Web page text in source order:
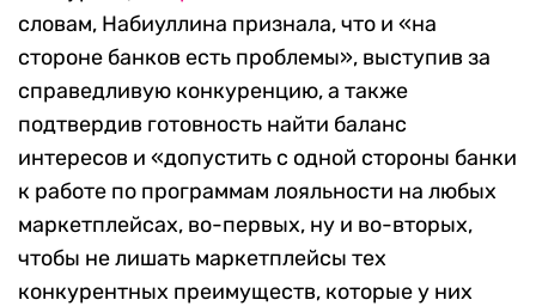
словам, Набиуллина признала, что и «на
стороне банков есть проблемы», выступив за
справедливую конкуренцию, а также
подтвердив готовность найти баланс
интересов и «допустить с одной стороны банки
к работе по программам лояльности на любых
маркетплейсах, во-первых, ну и во-вторых,
чтобы не лишать маркетплейсы тех
конкурентных преимуществ, которые у них